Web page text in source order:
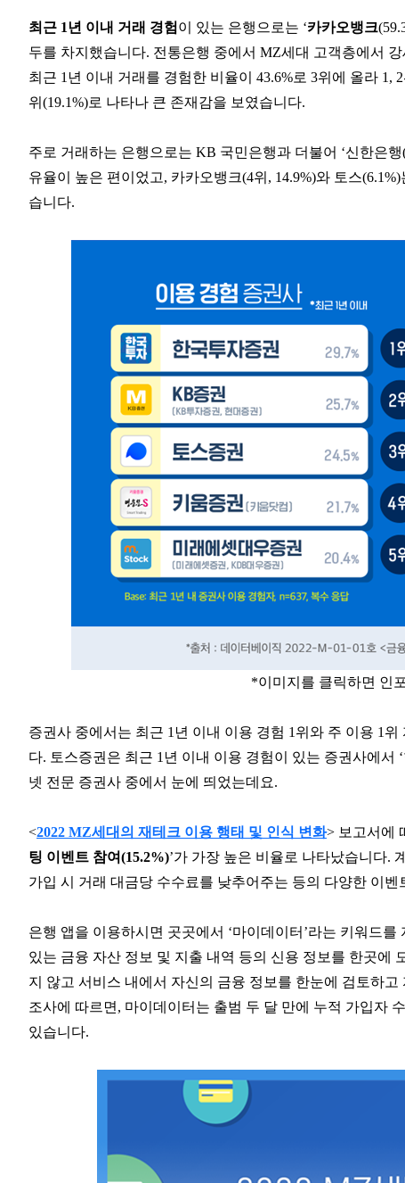
최근 1년 이내 거래 경험 이 있는 은행으로는 ‘카카오뱅크
두를 차지했습니다. 전통은행 중에서 MZ세대 고객층에서
최근 1년 이내 거래를 경험한 비율이 43.6%로 3위에 올라
위(19.1%)로 나타나 큰 존재감을 보였습니다.
주로 거래하는 은행으로는 KB 국민은행과 더불어 ‘신한은행
유율이 높은 편이었고, 카카오뱅크(4위, 14.9%)와 토스
습니다.
*이미지를 클릭하면 인
증권사 중에서는 최근 1년 이내 이용 경험 1위와 주 이용 1위
다. 토스증권은 최근 1년 이내 이용 경험이 있는 증권사에서
넷 전문 증권사 중에서 눈에 띄었는데요.
<2022 MZ세대의 재테크 이용 행태 및 인식 변화> 보고서에
팅 이벤트 참여(15.2%)’가 가장 높은 비율로 나타났습니다.
가입 시 거래 대금당 수수료를 낮추어주는 등의 다양한 이
은행 앱을 이용하시면 곳곳에서 ‘마이데이터’라는 키워드
있는 금융 자산 정보 및 지출 내역 등의 신용 정보를 한곳에
지 않고 서비스 내에서 자신의 금융 정보를 한눈에 검토하
조사에 따르면, 마이데이터는 출범 두 달 만에 누적 가입자
있습니다.